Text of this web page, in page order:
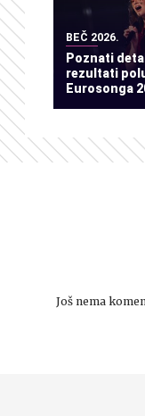
BEČ 2026.
Poznati
rezultati
Eurosonga
Još nema